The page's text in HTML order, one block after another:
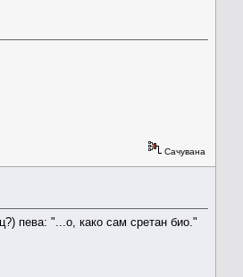
Сачувана
пева: "...о, како сам сретан био."